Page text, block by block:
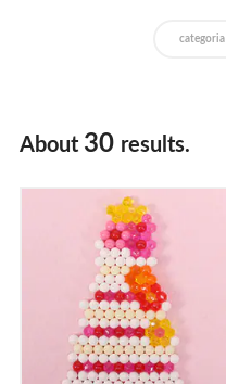
categoria
About 30 results.